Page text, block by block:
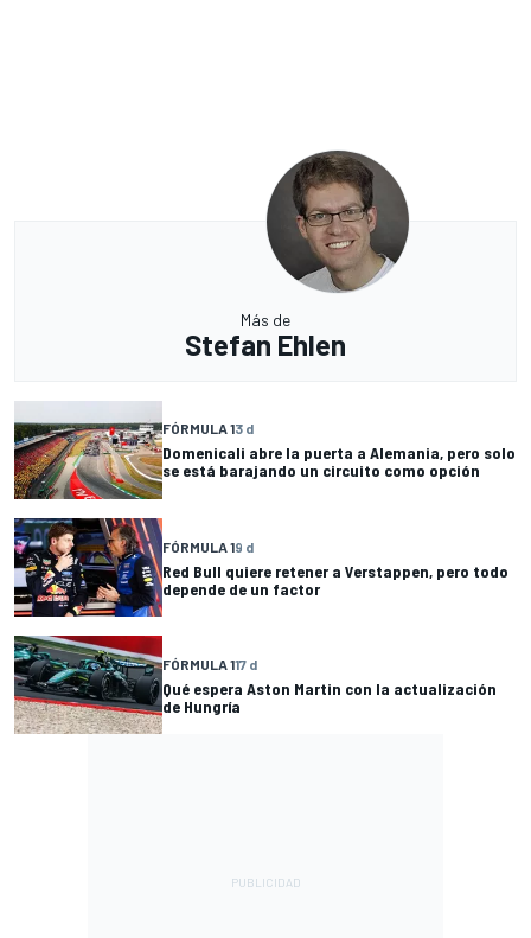
Más de
Stefan Ehlen
FÓRMULA 13 d
Domenicali abre la puerta a Alemania, pero solo
se está barajando un circuito como opción
FÓRMULA 19 d
Red Bull quiere retener a Verstappen, pero todo
depende de un factor
FÓRMULA 117 d
Qué espera Aston Martin con la actualización
de Hungría